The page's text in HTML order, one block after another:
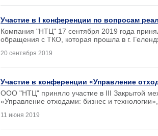
Участие в I конференции по вопросам
Компания "НТЦ" 17 сентября 2019 года
обращения с ТКО, которая прошла в г.
20 сентября 2019
Участие в конференции «Управление
ООО "НТЦ" приняло участие в III Закрытой
«Управление отходами: бизнес и
11 июня 2019